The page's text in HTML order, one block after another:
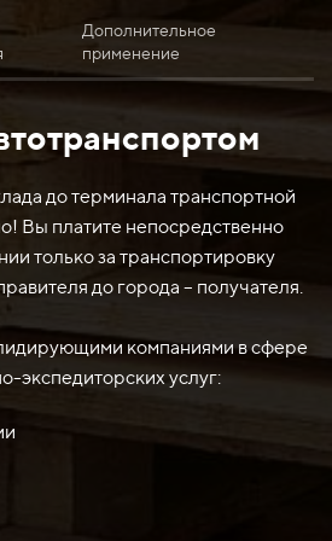
Дополнительное
применение
до терминала транспортной
Вы платите непосредственно
только за транспортировку
до города – получателя.
компаниями в сфере
экспедиторских услуг:
41E-72-15251 (1220x406x40)
в качестве
Komatsu WD 600. Он
грунта, камней и других
земляных работ. Нож
благодаря своей
HB), что позволяет
и уменьшить затраты на его